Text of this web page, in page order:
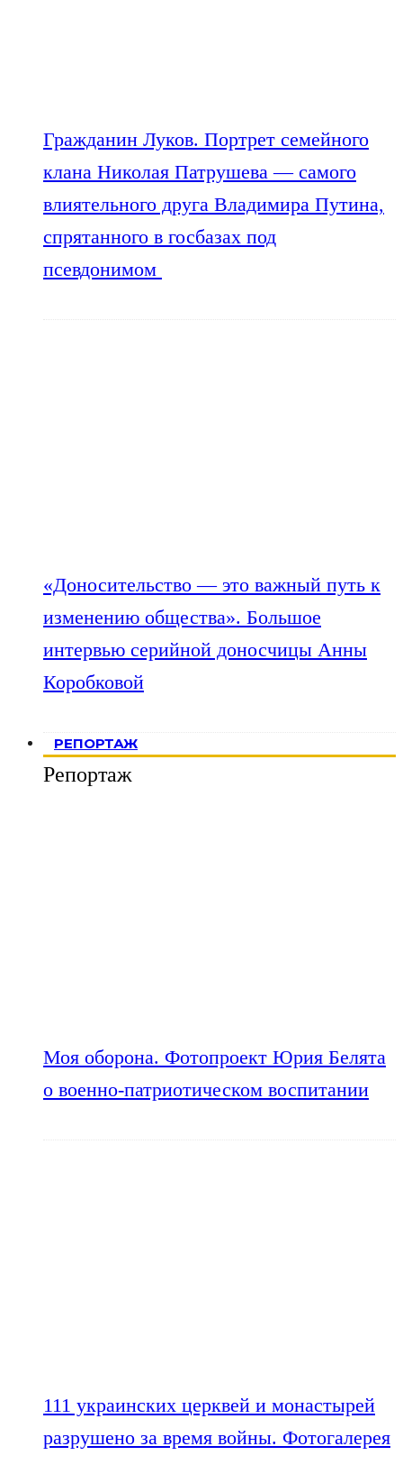
Гражданин Луков. Портрет семейного
клана Николая Патрушева — самого
влиятельного друга Владимира Путина,
спрятанного в госбазах под
псевдонимом
«Доносительство — это важный путь к
изменению общества». Большое
интервью серийной доносчицы Анны
Коробковой
РЕПОРТАЖ
Репортаж
Моя оборона. Фотопроект Юрия Белята
о военно-патриотическом воспитании
111 украинских церквей и монастырей
разрушено за время войны. Фотогалерея